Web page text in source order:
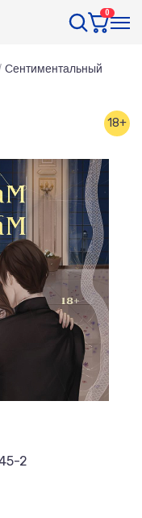
0
Сентиментальный
18+
2